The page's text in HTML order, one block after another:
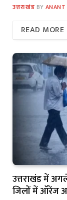
उत्तराखंड BY ANANT
READ MORE
उत्तराखंड में
जिलों में ऑरेंज